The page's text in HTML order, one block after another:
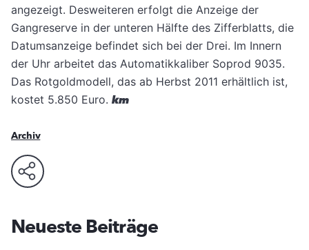
angezeigt. Desweiteren erfolgt die Anzeige der
Gangreserve in der unteren Hälfte des Zifferblatts, die
Datumsanzeige befindet sich bei der Drei. Im Innern
der Uhr arbeitet das Automatikkaliber Soprod 9035.
Das Rotgoldmodell, das ab Herbst 2011 erhältlich ist,
kostet 5.850 Euro. km
Archiv
Neueste Beiträge